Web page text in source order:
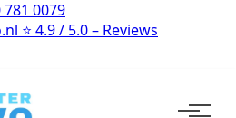
781 0079
⭐ 4.9 / 5.0 – Reviews